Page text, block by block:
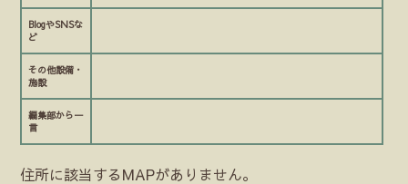
BlogやSNSな
ど
その他設備・
施設
編集部から一
言
住所に該当するMAPがありません。